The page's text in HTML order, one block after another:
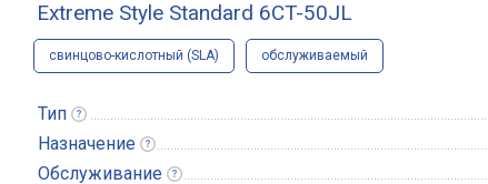
Extreme Style Standard 6CT-50JL
свинцово-кислотный (SLA) обслуживаемый
Тип
Назначение
Обслуживание